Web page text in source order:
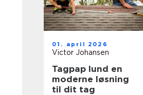
01. april 2026
Victor Johansen
Tagpap lund en
moderne løsning
til dit tag